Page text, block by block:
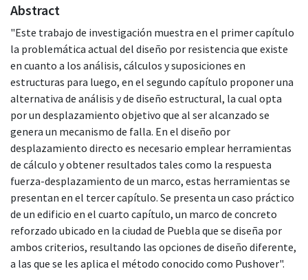
Abstract
"Este trabajo de investigación muestra en el primer capítulo
la problemática actual del diseño por resistencia que existe
en cuanto a los análisis, cálculos y suposiciones en
estructuras para luego, en el segundo capítulo proponer una
alternativa de análisis y de diseño estructural, la cual opta
por un desplazamiento objetivo que al ser alcanzado se
genera un mecanismo de falla. En el diseño por
desplazamiento directo es necesario emplear herramientas
de cálculo y obtener resultados tales como la respuesta
fuerza-desplazamiento de un marco, estas herramientas se
presentan en el tercer capítulo. Se presenta un caso práctico
de un edificio en el cuarto capítulo, un marco de concreto
reforzado ubicado en la ciudad de Puebla que se diseña por
ambos criterios, resultando las opciones de diseño diferente,
a las que se les aplica el método conocido como Pushover".